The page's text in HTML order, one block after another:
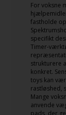
For voksne
fastholde
specifikt
Timer-
strukturere
konkret.
toys kan
rastløshed,
Mange
anvende
pads, der